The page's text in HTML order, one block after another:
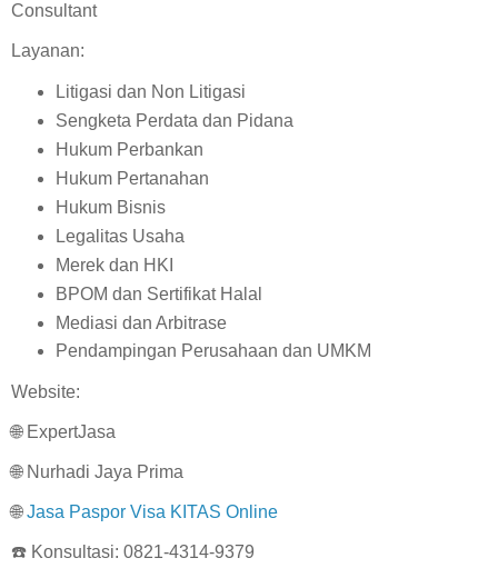
Consultant
Layanan:
Litigasi dan Non Litigasi
Sengketa Perdata dan Pidana
Hukum Perbankan
Hukum Pertanahan
Hukum Bisnis
Legalitas Usaha
Merek dan HKI
BPOM dan Sertifikat Halal
Mediasi dan Arbitrase
Pendampingan Perusahaan dan UMKM
Website:
🌐 ExpertJasa
🌐 Nurhadi Jaya Prima
🌐Jasa Paspor Visa KITAS Online
☎️ Konsultasi: 0821-4314-9379